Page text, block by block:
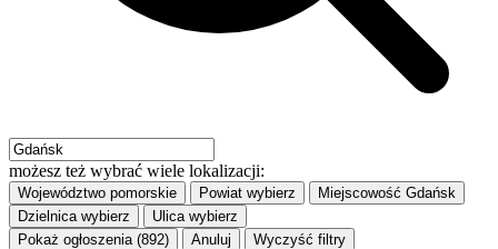
możesz też wybrać wiele lokalizacji:
Województwo pomorskie Powiat wybierz Miejscowość Gdańsk
Dzielnica wybierz Ulica wybierz
Pokaż ogłoszenia (892)
Anuluj Wyczyść filtry